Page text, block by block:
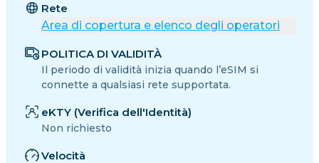
Rete
Area di copertura e elenco degli operatori
POLITICA DI VALIDITÀ
Il periodo di validità inizia quando l’eSIM si
connette a qualsiasi rete supportata.
eKTY (Verifica dell'Identità)
Non richiesto
Velocità